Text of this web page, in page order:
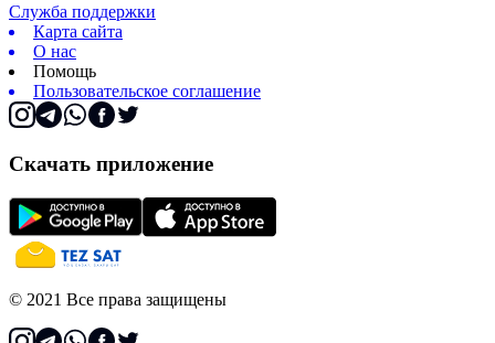
Служба поддержки
Карта сайта
О нас
Помощь
Пользовательское соглашение
Скачать приложение
© 2021 Все права защищены